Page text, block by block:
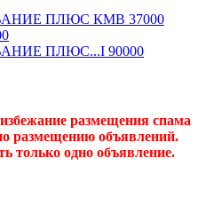
ПЛЮС КМВ 37000
ПЛЮС...I 90000
размещения спама
размещению объявлений.
только одно объявление.